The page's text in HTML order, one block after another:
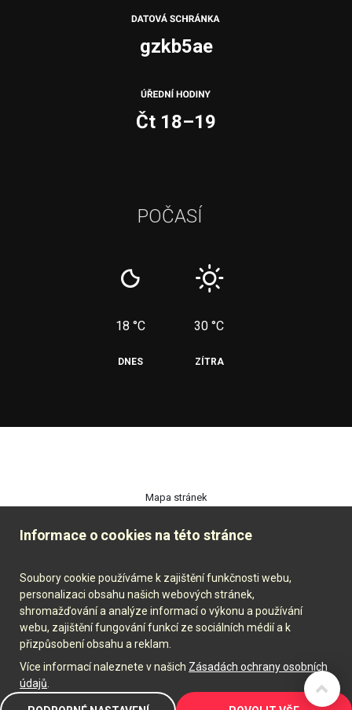
gzkb5ae
Čt 18–19
POČASÍ
18 °C 30 °C
DNES ZÍTRA
© Obec petkovy
Naposledy aktualizováno: 04.08.2026 18:03
Mapa stránek
Kontakt
Informace o cookies na této stránce
Soubory cookie používáme k zajištění funkčnosti webu,
personalizaci obsahu našich webových stránek,
shromažďování a analýze informací o výkonu a používání
webu, zajištění fungování funkcí ze sociálních médií a k
přizpůsobení obsahu a reklam.
Více informací naleznete v našich Zásadách ochrany osobních
údajů